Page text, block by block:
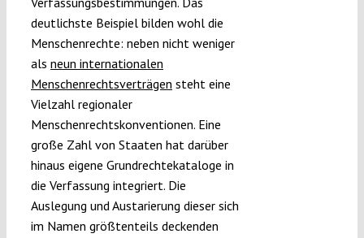
deutlichste Beispiel bilden wohl die
Menschenrechte: neben nicht weniger
als neun internationalen
Menschenrechtsverträgen steht eine
Vielzahl regionaler
Menschenrechtskonventionen. Eine
große Zahl von Staaten hat darüber
hinaus eigene Grundrechtekataloge in
die Verfassung integriert. Die
Auslegung und Austarierung dieser sich
im Namen größtenteils deckenden